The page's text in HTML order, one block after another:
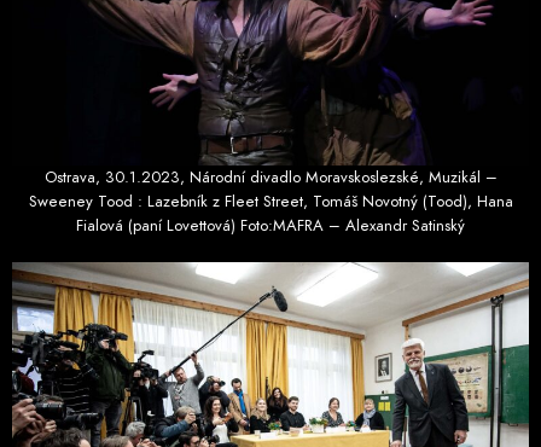
Ostrava, 30.1.2023, Národní divadlo Moravskoslezské, Muzikál –
Sweeney Tood : Lazebník z Fleet Street, Tomáš Novotný (Tood), Hana
Fialová (paní Lovettová) Foto:MAFRA – Alexandr Satinský